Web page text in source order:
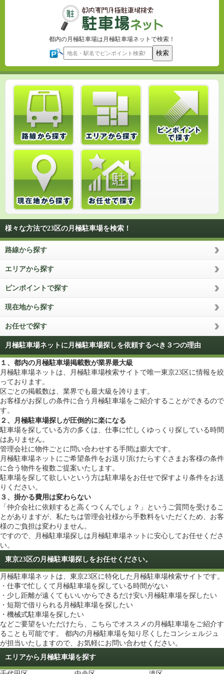
都内の月極駐車場は月極駐車場ネットで検索！
様々な方法で23区の月極駐車場を検索！
路線から探す
エリアから探す
ピンポイントで探す
現在地から探す
お任せで探す
月極駐車場ネットに月極駐車場探しを依頼するべき３つの理由
１、都内の月極駐車場掲載数が業界最大級
月極駐車場ネットは、月極駐車場検索サイトで唯一東京23区に情報を絞
っております。
区ごとの掲載数は、業界でも最大級を誇ります。
お客様がお探しの条件に合う月極駐車場をご紹介することができるので
す。
２、月極駐車場探しが圧倒的に楽になる
駐車場を探している方の多くは、仕事に忙しくゆっくり探している時間
はありません。
管理会社に物件ごとに問い合わせする手間は膨大です。
月極駐車場ネットにご希望条件をお送り頂けたらすぐさまお客様の条件
に合う物件を複数ご提案いたします。
駐車場を探して欲しいという方は駐車場をお任せで探すより条件をお送
りください。
３、掛かる費用は変わらない
「仲介会社に依頼すると高くつくんでしょ？」というご質問を受けるこ
とがありますが、私たちは管理会社様から手数料をいただくため、お客
様のご負担は変わりません。
ですので、月極駐車場探しは月極駐車場ネットに安心してお任せくださ
い。
東京23区の月極駐車場探しをお任せください。
月極駐車場ネットは、東京23区に特化した月極駐車場検索サイトです。
・仕事で忙しくて月極駐車場を探している時間がない
・少し距離が遠くてもいいからできるだけ安い月極駐車場を探したい
・短期で借りられる月極駐車場を探したい
・機械式駐車場を探したい
などご要望をいただけたら、こちらでオススメの月極駐車場をご紹介す
ることも可能です。 都内の月極駐車場を知り尽くしたコンシェルジュ
が担当いたしますので、お気軽にお問い合わせください。
エリアから月極駐車場を探す